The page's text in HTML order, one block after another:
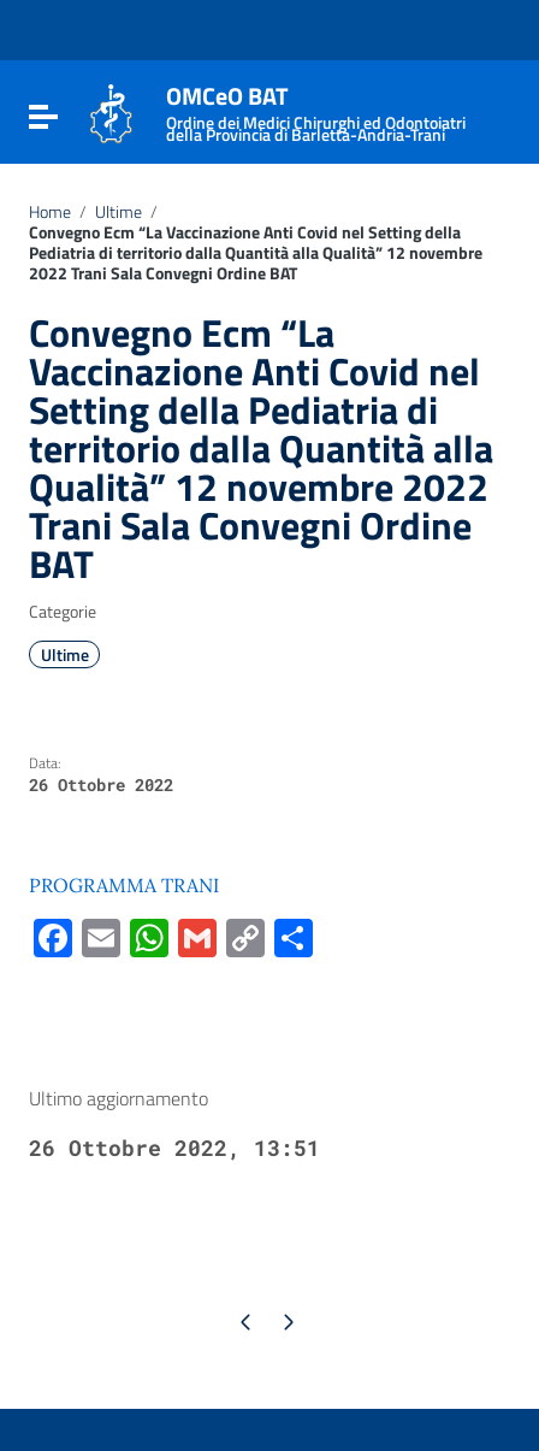
Vai al footer
Attiva / disattiva la navigazione
OMCeO BAT
Ordine dei Medici Chirurghi ed Odontoiatri
della Provincia di Barletta-Andria-Trani
Home / Ultime /
Convegno Ecm “La Vaccinazione Anti Covid nel Setting della
Pediatria di territorio dalla Quantità alla Qualità” 12 novembre
2022 Trani Sala Convegni Ordine BAT
Convegno Ecm “La
Vaccinazione Anti Covid nel
Setting della Pediatria di
territorio dalla Quantità alla
Qualità” 12 novembre 2022
Trani Sala Convegni Ordine
BAT
Categorie
Ultime
Data:
26 Ottobre 2022
PROGRAMMA TRANI
Facebook
EmailWhatsApp
Gmail
Copy
Ultimo aggiornamento
26 Ottobre 2022, 13:51
Pagina precedente
Pagina successiva